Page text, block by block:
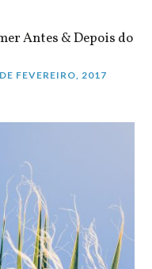
Antes & Depois do
FEVEREIRO, 2017